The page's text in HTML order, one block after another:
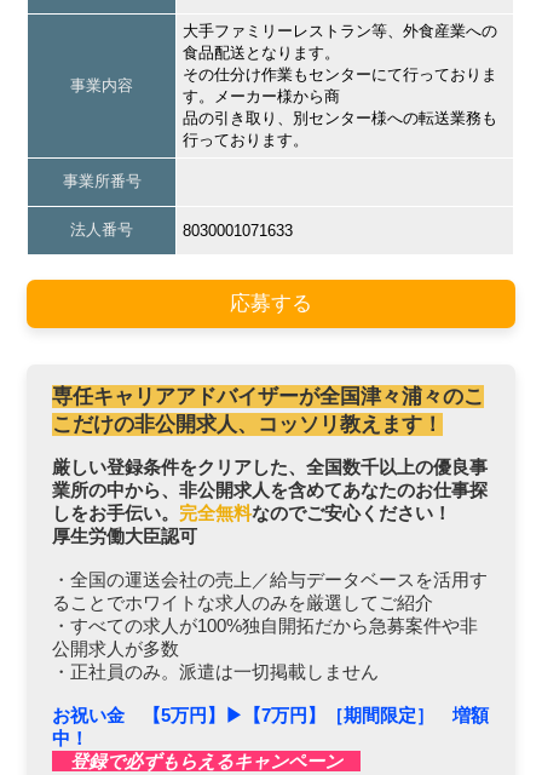
事業内容
大手ファミリーレストラン等、外食産業への
食品配送となります。
その仕分け作業もセンターにて行っておりま
す。メーカー様から商
品の引き取り、別センター様への転送業務も
行っております。
事業所番号
法人番号 8030001071633
応募する
専任キャリアアドバイザーが全国津々浦々のこ
こだけの非公開求人、コッソリ教えます！
厳しい登録条件をクリアした、全国数千以上の優良事
業所の中から、非公開求人を含めてあなたのお仕事探
しをお手伝い。 完全無料なのでご安心ください！
厚生労働大臣認可
・全国の運送会社の売上／給与データベースを活用す
ることでホワイトな求人のみを厳選してご紹介
・すべての求人が100%独自開拓だから急募案件や非
公開求人が多数
・正社員のみ。派遣は一切掲載しません
お祝い金 【5万円】▶︎【7万円】［期間限定］ 増額
中！
登録で必ずもらえるキャンペーン